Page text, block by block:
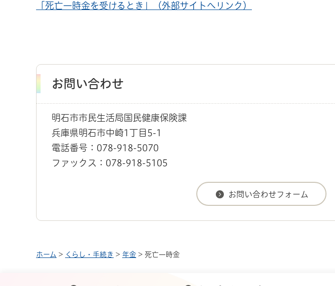
「死亡一時金を受けるとき」（外部サイトへリンク）
お問い合わせ
明石市市民生活局国民健康保険課
兵庫県明石市中崎1丁目5-1
電話番号：078-918-5070
ファックス：078-918-5105
ホーム > くらし・手続き > 年金 > 死亡一時金